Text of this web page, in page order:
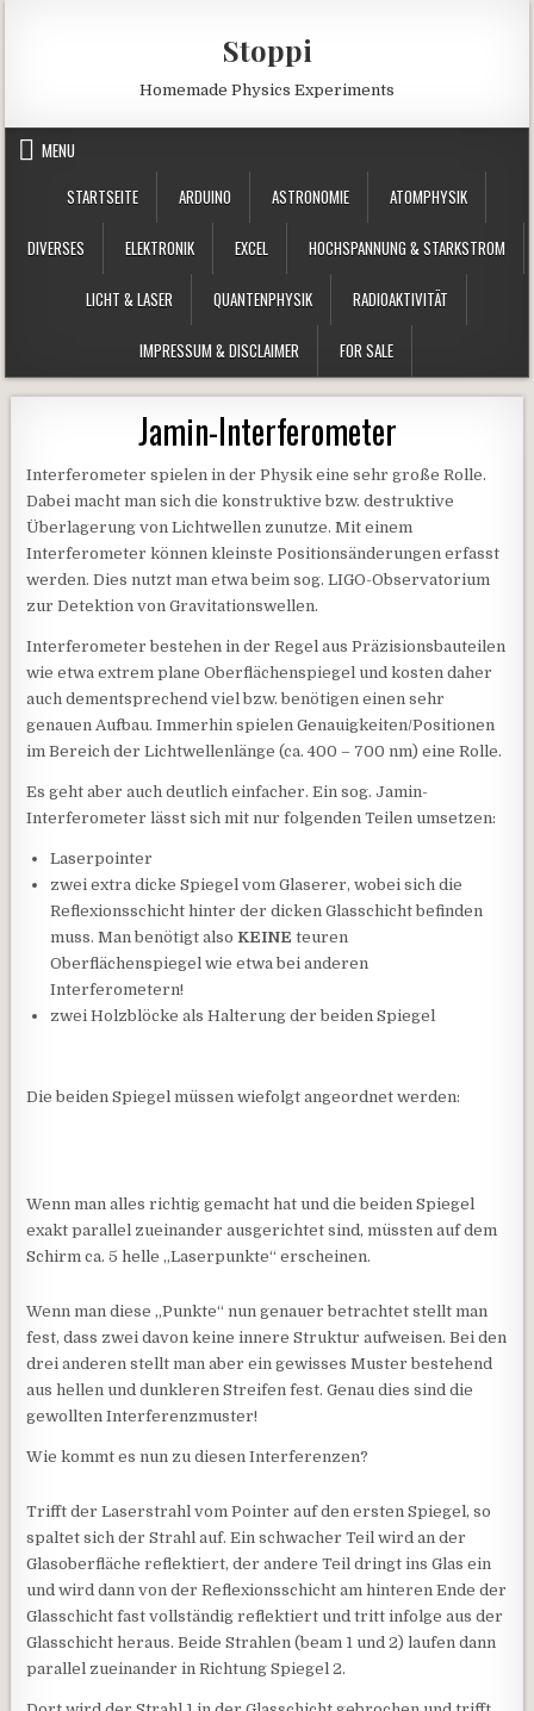
Stoppi
Homemade Physics Experiments
MENU
STARTSEITE
ARDUINO ASTRONOMIE ATOMPHYSIK
DIVERSES ELEKTRONIK EXCEL HOCHSPANNUNG & STARKSTROM
LICHT & LASER QUANTENPHYSIK RADIOAKTIVITÄT
IMPRESSUM & DISCLAIMER FOR SALE
Jamin-Interferometer
Interferometer spielen in der Physik eine sehr große Rolle.
Dabei macht man sich die konstruktive bzw. destruktive
Überlagerung von Lichtwellen zunutze. Mit einem
Interferometer können kleinste Positionsänderungen erfasst
werden. Dies nutzt man etwa beim sog. LIGO-Observatorium
zur Detektion von Gravitationswellen.
Interferometer bestehen in der Regel aus Präzisionsbauteilen
wie etwa extrem plane Oberflächenspiegel und kosten daher
auch dementsprechend viel bzw. benötigen einen sehr
genauen Aufbau. Immerhin spielen Genauigkeiten/Positionen
im Bereich der Lichtwellenlänge (ca. 400 – 700 nm) eine Rolle.
Es geht aber auch deutlich einfacher. Ein sog. Jamin-
Interferometer lässt sich mit nur folgenden Teilen umsetzen:
Laserpointer
zwei extra dicke Spiegel vom Glaserer, wobei sich die
Reflexionsschicht hinter der dicken Glasschicht befinden
muss. Man benötigt alsoKEINE teuren
Oberflächenspiegel wie etwa bei anderen
Interferometern!
zwei Holzblöcke als Halterung der beiden Spiegel
Die beiden Spiegel müssen wiefolgt angeordnet werden:
Wenn man alles richtig gemacht hat und die beiden Spiegel
exakt parallel zueinander ausgerichtet sind, müssten auf dem
Schirm ca. 5 helle „Laserpunkte“ erscheinen.
Wenn man diese „Punkte“ nun genauer betrachtet stellt man
fest, dass zwei davon keine innere Struktur aufweisen. Bei den
drei anderen stellt man aber ein gewisses Muster bestehend
aus hellen und dunkleren Streifen fest. Genau dies sind die
gewollten Interferenzmuster!
Wie kommt es nun zu diesen Interferenzen?
Trifft der Laserstrahl vom Pointer auf den ersten Spiegel, so
spaltet sich der Strahl auf. Ein schwacher Teil wird an der
Glasoberfläche reflektiert, der andere Teil dringt ins Glas ein
und wird dann von der Reflexionsschicht am hinteren Ende der
Glasschicht fast vollständig reflektiert und tritt infolge aus der
Glasschicht heraus. Beide Strahlen (beam 1 und 2) laufen dann
parallel zueinander in Richtung Spiegel 2.